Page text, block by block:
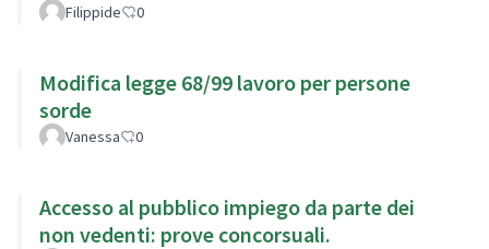
Filippide 0
Modifica legge 68/99 lavoro per persone
sorde
Vanessa 0
Accesso al pubblico impiego da parte dei
non vedenti: prove concorsuali.